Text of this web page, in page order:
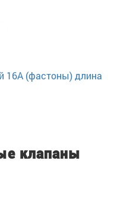
16А (фастоны) длина
клапаны